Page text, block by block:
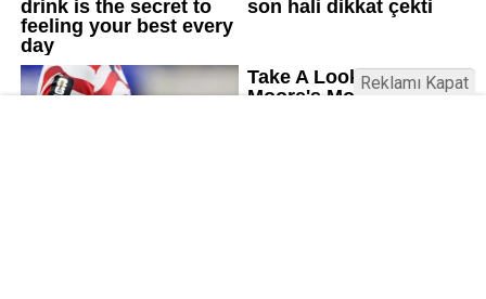
Reklamı Kapat